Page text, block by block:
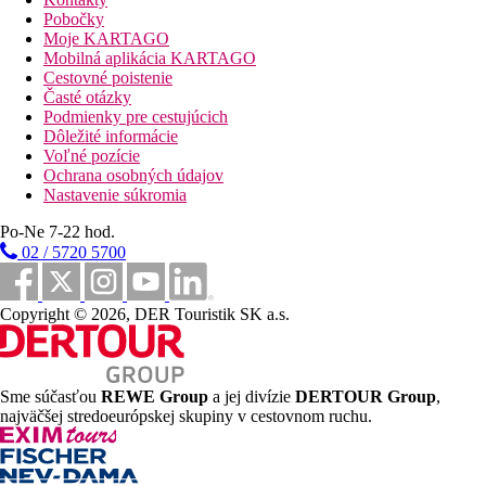
Stravovanie je ponúkané bufetovými ranajkami.
Vzdialenosti
10 km
Vzdialenosť od najbližšieho letiska
500 m
Centrum mesta
500 m
Nákupy
1 km
Vzdialenosť k pláži
Pláž
Plážová dovolenka
Fotogaléria
Pobočky
Moje KARTAGO
Mobilná aplikácia KARTAGO
Cestovné poistenie
Časté otázky
Podmienky pre cestujúcich
Dôležité informácie
Voľné pozície
Ochrana osobných údajov
Nastavenie súkromia
Po-Ne 7-22 hod.
02 / 5720 5700
Copyright © 2026, DER Touristik SK a.s.
Sme súčasťou REWE Group a jej divízie DERTOUR Group,
najväčšej stredoeurópskej skupiny v cestovnom ruchu.